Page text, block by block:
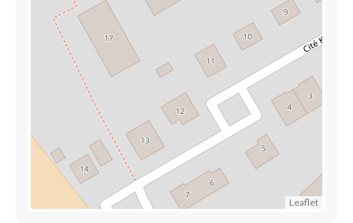
Leaflet